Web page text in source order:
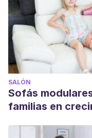
SALÓN
Sofás
familias en